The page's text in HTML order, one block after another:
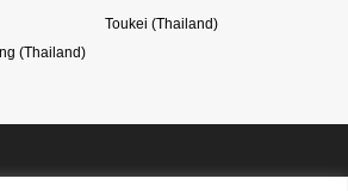
Toukei (Thailand)
(Thailand)